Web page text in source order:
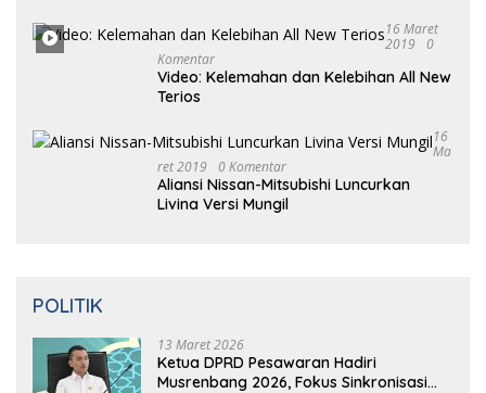
16 Maret
2019 0
Komentar
Video: Kelemahan dan Kelebihan All New
Terios
16
Ma
Ret 2019 0 Komentar
Aliansi Nissan-Mitsubishi Luncurkan
Livina Versi Mungil
POLITIK
13 Maret 2026
Ketua DPRD Pesawaran Hadiri
Musrenbang 2026, Fokus Sinkronisasi